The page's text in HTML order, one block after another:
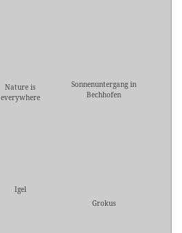
Nature is
everywhere
Sonnenuntergang in
Bechhofen
Igel
Grokus